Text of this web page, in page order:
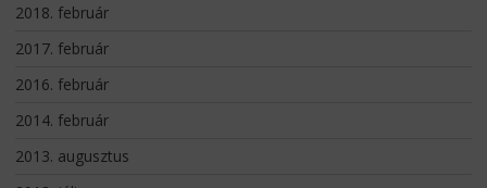
2018. február
2017. február
2016. február
2014. február
2013. augusztus